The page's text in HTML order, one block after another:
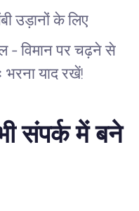
उड़ानों के लिए
- विमान पर चढ़ने से
याद रखें!
संपर्क में बने